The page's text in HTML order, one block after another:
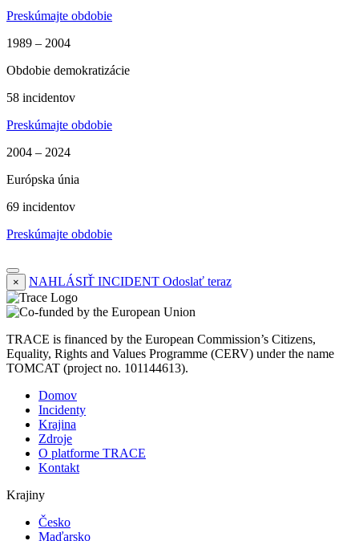
Preskúmajte obdobie
1989 – 2004
Obdobie demokratizácie
58 incidentov
Preskúmajte obdobie
2004 – 2024
Európska únia
69 incidentov
Preskúmajte obdobie
× NAHLÁSIŤ INCIDENT Odoslať teraz
TRACE is financed by the European Commission’s Citizens,
Equality, Rights and Values Programme (CERV) under the name
TOMCAT (project no. 101144613).
Domov
Incidenty
Krajina
Zdroje
O platforme TRACE
Kontakt
Krajiny
Česko
Maďarsko